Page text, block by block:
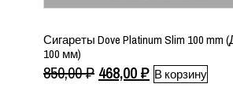
Сигареты Dove Platinum Slim 100
100 мм)
850,00₽ Первоначальная
468,00₽Текущая
В корзину